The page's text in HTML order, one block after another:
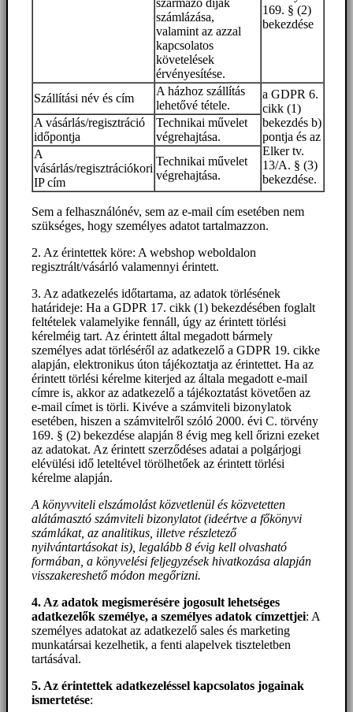
származó díjak
számlázása,
valamint az azzal
kapcsolatos
követelések
érvényesítése.
169. § (2)
bekezdése
Szállítási név és cím
A házhoz szállítás
lehetővé tétele.
a GDPR 6.
cikk (1)
bekezdés b)
pontja és az
Elker tv.
13/A. § (3)
bekezdése.
A vásárlás/regisztráció
időpontja
Technikai művelet
végrehajtása.
A
vásárlás/regisztrációkori
IP cím
Technikai művelet
végrehajtása.
Sem a felhasználónév, sem az e-mail cím esetében nem
szükséges, hogy személyes adatot tartalmazzon.
2. Az érintettek köre: A webshop weboldalon
regisztrált/vásárló valamennyi érintett.
3. Az adatkezelés időtartama, az adatok törlésének
határideje: Ha a GDPR 17. cikk (1) bekezdésében foglalt
feltételek valamelyike fennáll, úgy az érintett törlési
kérelméig tart. Az érintett által megadott bármely
személyes adat törléséről az adatkezelő a GDPR 19. cikke
alapján, elektronikus úton tájékoztatja az érintettet. Ha az
érintett törlési kérelme kiterjed az általa megadott e-mail
címre is, akkor az adatkezelő a tájékoztatást követően az
e-mail címet is törli. Kivéve a számviteli bizonylatok
esetében, hiszen a számvitelről szóló 2000. évi C. törvény
169. § (2) bekezdése alapján 8 évig meg kell őrizni ezeket
az adatokat. Az érintett szerződéses adatai a polgárjogi
elévülési idő leteltével törölhetőek az érintett törlési
kérelme alapján.
A könyvviteli elszámolást közvetlenül és közvetetten
alátámasztó számviteli bizonylatot (ideértve a főkönyvi
számlákat, az analitikus, illetve részletező
nyilvántartásokat is), legalább 8 évig kell olvasható
formában, a könyvelési feljegyzések hivatkozása alapján
visszakereshető módon megőrizni.
4. Az adatok megismerésére jogosult lehetséges
adatkezelők személye, a személyes adatok címzettjei: A
személyes adatokat az adatkezelő sales és marketing
munkatársai kezelhetik, a fenti alapelvek tiszteletben
tartásával.
5. Az érintettek adatkezeléssel kapcsolatos jogainak
ismertetése: